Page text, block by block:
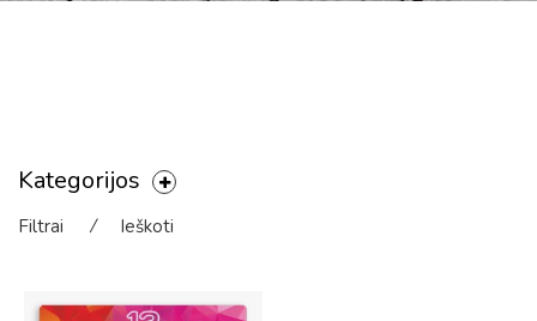
Kategorijos
Filtrai ⁄ Ieškoti